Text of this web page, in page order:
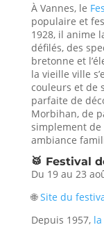
À Vannes, le
populaire et
1928, il anime
défilés, des
bretonne et
la vieille ville
couleurs et de
parfaite de
Morbihan, de
simplement de
ambiance
🥁 Festival
Du 19 au 23
🌐Site du
Depuis 1957,